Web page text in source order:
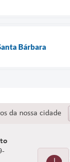
Bárbara
da nossa cidade